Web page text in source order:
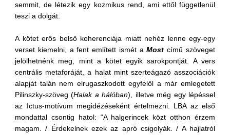
semmit, de létezik egy kozmikus rend, ami ettől függetlenül
teszi a dolgát.
A kötet erős belső koherenciája miatt nehéz lenne egy-egy
verset kiemelni, a fent említett ismét aMost című szöveget
jelölhetnénk meg, mint a kötet egyik sarokpontját. A vers
centrális metaforáját, a halat mint szerteágazó asszociációk
alapját talán nem elrugaszkodott egyfelől a már emlegetett
Pilinszky-szöveg (Halak a hálóban), illetve még egy lépéssel
az Ictus-motívum megidézéseként értelmezni. LBA az első
mondattal csontig hatol: “A halgerincek közt otthon érzem
magam. / Érdekelnek ezek az apró csigolyák. / A hajlatról